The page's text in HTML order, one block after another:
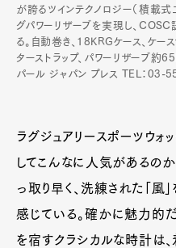
が誇るツインテクノロジー（積載
グパワーリザーブを実現し、COSC
る。自動巻き、18KRGケース、ケ
ターストラップ、パワーリザーブ
パール ジャパン プレス TEL：
ラグジュアリースポーツウォ
してこんなに人気があるの
っ取り早く、洗練された「風
感じている。確かに魅力的
を宿すクラシカルな時計は、